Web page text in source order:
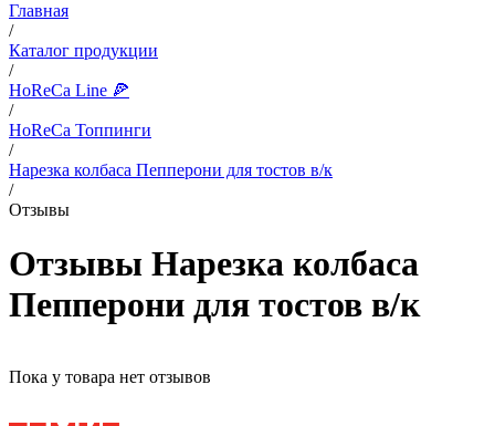
Главная
/
Каталог продукции
/
HoReCa Line 🍕
/
HoReCa Топпинги
/
Нарезка колбаса Пепперони для тостов в/к
/
Отзывы
Отзывы Нарезка колбаса
Пепперони для тостов в/к
Пока у товара нет отзывов